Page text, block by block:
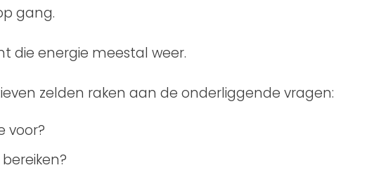
gang.
die energie meestal weer.
zelden raken aan de onderliggende vragen:
voor?